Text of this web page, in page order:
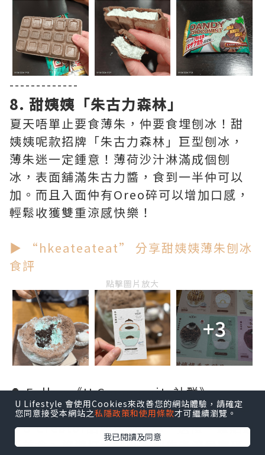
-------------
8. 甜姨姨「朱古力森林」
夏天唔單止要食薄朱，仲要食埋刨冰！甜
姨姨呢款招牌「朱古力森林」巨型刨冰，
薄朱迷一定鍾意！薄荷沙汁淋滿成個刨
冰，表面舖滿朱古力醬，食到一半仲可以
加。而且入面仲有Oreo碎可以增加口感，
輕鬆收獲雙重涼感快樂！
▶ “hkeateateat” 分享甜姨姨薄朱刨冰
食評
點擊圖片放大
+3
🔔 Follow《U Community社群》
Instagram同讚好Facebook專頁 ，睇更
多U Creator品牌活動招募丶送禮丶緊貼最
新美食丶旅遊打卡熱話或創作者流量密碼
U Lifestyle 會使用Cookies來改善您的網站體驗，請確定
您同意接受本網站之私隱政策和使用條款才可繼續瀏覽。
我已閱讀及同意